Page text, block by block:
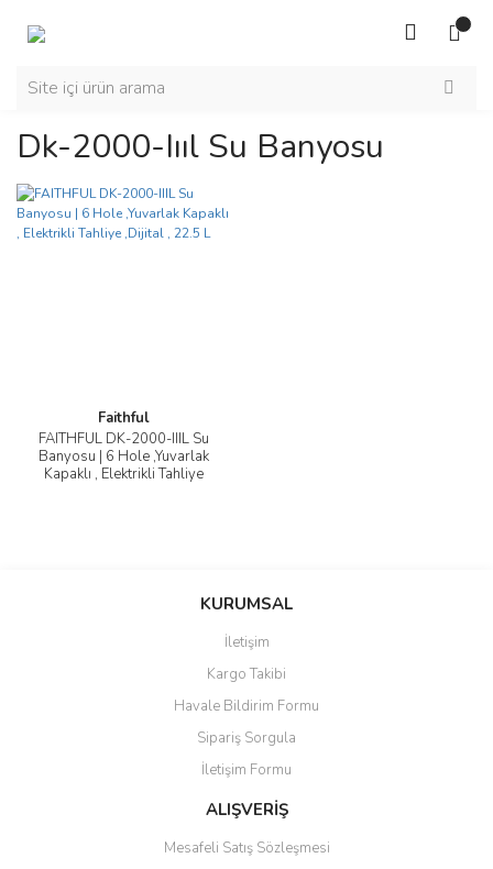
Dk-2000-Iııl Su Banyosu
Faithful
FAITHFUL DK-2000-IIIL Su
Banyosu | 6 Hole ,Yuvarlak
Kapaklı , Elektrikli Tahliye
KURUMSAL
İletişim
Kargo Takibi
Havale Bildirim Formu
Sipariş Sorgula
İletişim Formu
ALIŞVERİŞ
Mesafeli Satış Sözleşmesi